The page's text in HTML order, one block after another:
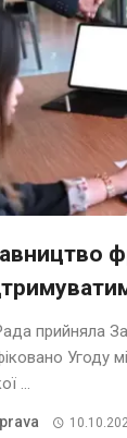
прийняла
Угоду
...